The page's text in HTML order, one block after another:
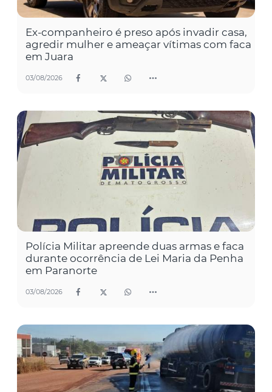
Ex-companheiro é preso após invadir casa,
agredir mulher e ameaçar vítimas com faca
em Juara
03/08/2026
Polícia Militar apreende duas armas e faca
durante ocorrência de Lei Maria da Penha
em Paranorte
03/08/2026